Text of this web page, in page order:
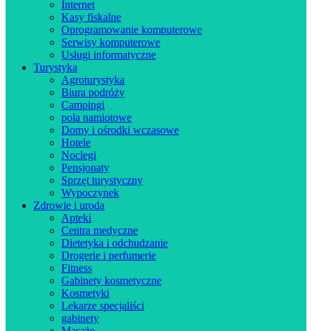
Internet
Kasy fiskalne
Oprogramowanie komputerowe
Serwisy komputerowe
Usługi informatyczne
Turystyka
Agroturystyka
Biura podróży
Campingi
pola namiotowe
Domy i ośrodki wczasowe
Hotele
Noclegi
Pensjonaty
Sprzęt turystyczny
Wypoczynek
Zdrowie i uroda
Apteki
Centra medyczne
Dietetyka i odchudzanie
Drogerie i perfumerie
Fitness
Gabinety kosmetyczne
Kosmetyki
Lekarze specjaliści
gabinety